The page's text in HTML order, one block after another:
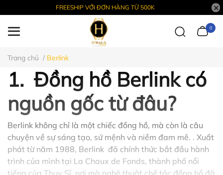
FREESHIP VỚI ĐƠN HÀNG TỪ 500K
0
Trang chủ / Berlink
1. Đồng hồ Berlink có
nguồn gốc từ đâu?
Berlink không chỉ là một chiếc đồng hồ, mà còn là câu
chuyện về sự sáng tạo, sứ mệnh và niềm đam mê. . Xuất
phát từ năm 1988, Berlink đã chính thức bắt đầu hành
trình của mình tại La Chaux de Fonds, thành phố nổi
tiếng của Thụy Sĩ, nơi mà nghệ thuật chế tác đồng hồ đã